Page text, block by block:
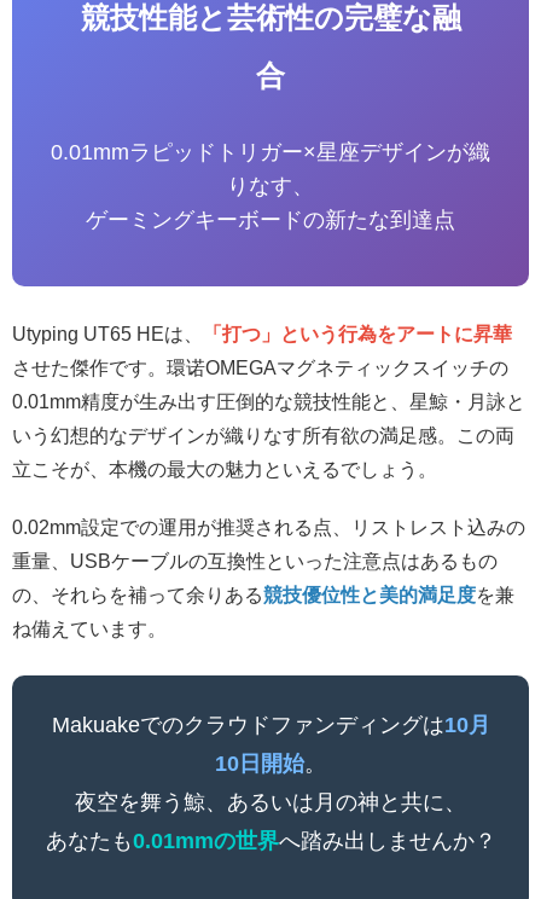
競技性能と芸術性の完璧な融
合
0.01mmラピッドトリガー×星座デザインが織
りなす、
ゲーミングキーボードの新たな到達点
Utyping UT65 HEは、
「打つ」という行為をアートに昇華
させた傑作です。環诺OMEGAマグネティックスイッチの
0.01mm精度が生み出す圧倒的な競技性能と、星鯨・月詠と
いう幻想的なデザインが織りなす所有欲の満足感。この両
立こそが、本機の最大の魅力といえるでしょう。
0.02mm設定での運用が推奨される点、リストレスト込みの
重量、USBケーブルの互換性といった注意点はあるもの
の、それらを補って余りある競技優位性と美的満足度を兼
ね備えています。
Makuakeでのクラウドファンディングは10月
10日開始。
夜空を舞う鯨、あるいは月の神と共に、
あなたも0.01mmの世界へ踏み出しませんか？